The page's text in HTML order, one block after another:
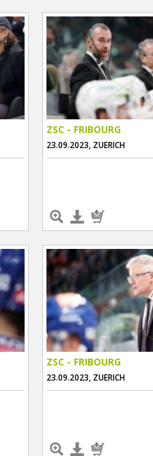
ZSC - FRIBOURG
23.09.2023, ZUERICH
ZSC - FRIBOURG
23.09.2023, ZUERICH